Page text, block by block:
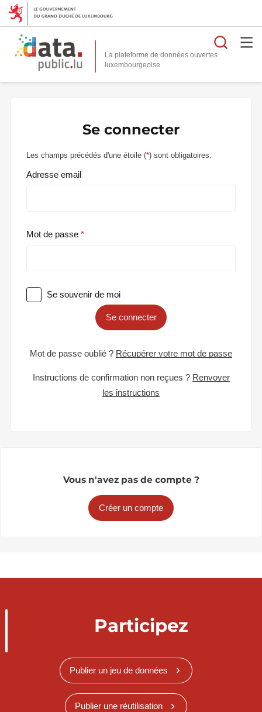
La plateforme de données ouvertes
Se connecter
Les champs précédés d'une étoile (*) sont obligatoires.
Adresse email
Mot de passe
Se souvenir de moi
Se connecter
Mot de passe oublié ? Récupérer votre mot de passe
Instructions de confirmation non reçues ? Renvoyer
les instructions
Vous n'avez pas de compte ?
Créer un compte
Participez
Publier un jeu de données
Publier une réutilisation